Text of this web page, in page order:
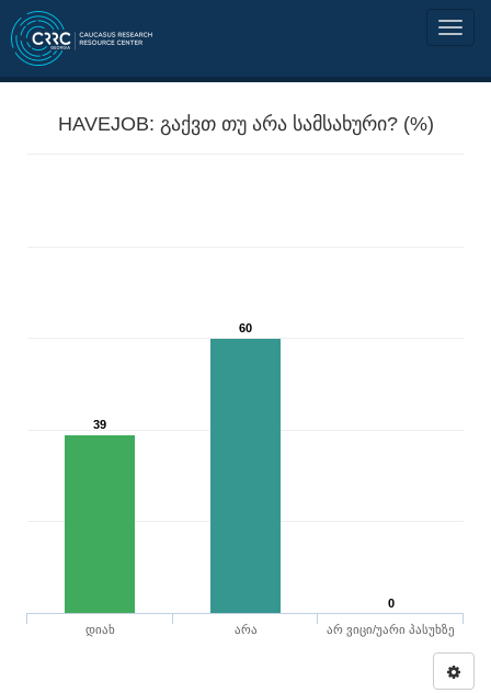
HAVEJOB: გაქვთ თუ არა სამსახური? (%)
39
60
0
დიახ არა არ ვიცი/უარი პასუხზე